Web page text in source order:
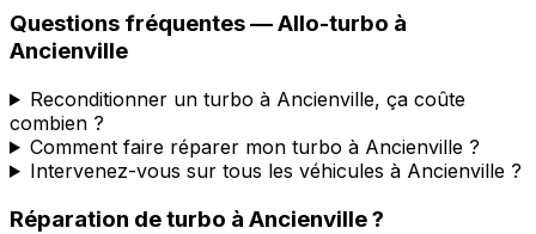
Questions fréquentes —Allo-turbo à
Ancienville
Reconditionner un turbo à Ancienville, ça coûte
combien ?
Comment faire réparer mon turbo à Ancienville ?
Intervenez-vous sur tous les véhicules à Ancienville ?
Réparation de turbo à Ancienville?